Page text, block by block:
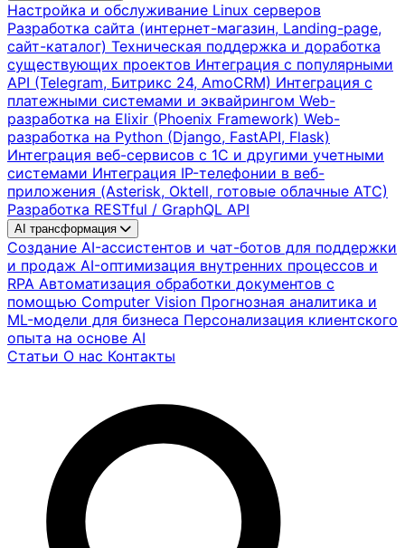
Настройка и обслуживание Linux серверов
Разработка сайта (интернет-магазин, Landing-page,
сайт-каталог) Техническая поддержка и доработка
существующих проектов Интеграция с популярными
API (Telegram, Битрикс 24, AmoCRM) Интеграция с
платежными системами и эквайрингом Web-
разработка на Elixir (Phoenix Framework) Web-
разработка на Python (Django, FastAPI, Flask)
Интеграция веб-сервисов с 1С и другими учетными
системами Интеграция IP-телефонии в веб-
приложения (Asterisk, Oktell, готовые облачные АТС)
Разработка RESTful / GraphQL API
AI трансформация
Создание AI-ассистентов и чат-ботов для поддержки
и продаж AI-оптимизация внутренних процессов и
RPA Автоматизация обработки документов с
помощью Computer Vision Прогнозная аналитика и
ML-модели для бизнеса Персонализация клиентского
опыта на основе AI
Статьи О нас Контакты